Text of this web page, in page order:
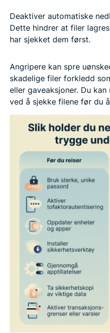
Deaktiver automatiske
Dette hindrer at filer
har sjekket dem først.
Angripere kan spre
skadelige filer forkledd
eller gaveaksjoner. Du
ved å sjekke filene før du